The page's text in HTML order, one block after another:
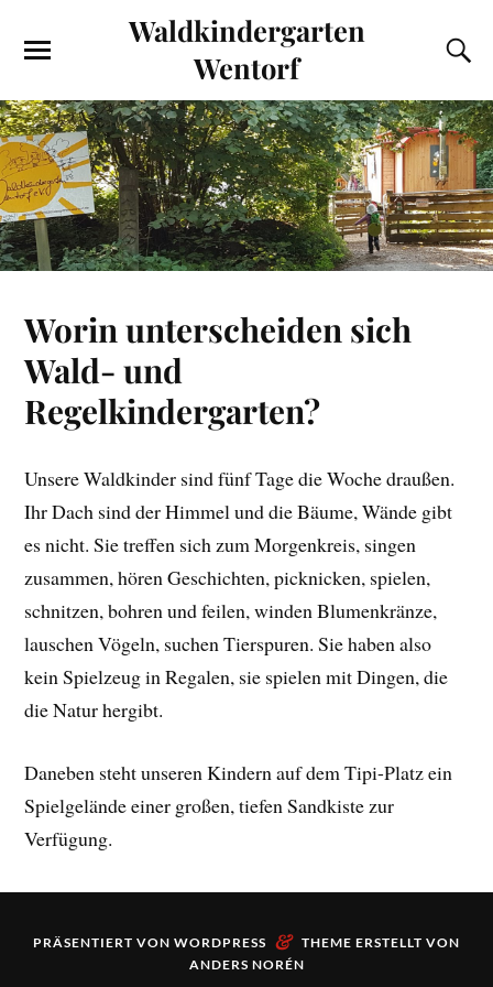
Waldkindergarten
Wentorf
Worin unterscheiden sich
Wald- und
Regelkindergarten?
Unsere Waldkinder sind fünf Tage die Woche draußen.
Ihr Dach sind der Himmel und die Bäume, Wände gibt
es nicht. Sie treffen sich zum Morgenkreis, singen
zusammen, hören Geschichten, picknicken, spielen,
schnitzen, bohren und feilen, winden Blumenkränze,
lauschen Vögeln, suchen Tierspuren. Sie haben also
kein Spielzeug in Regalen, sie spielen mit Dingen, die
die Natur hergibt.
Daneben steht unseren Kindern auf dem Tipi-Platz ein
Spielgelände einer großen, tiefen Sandkiste zur
Verfügung.
PRÄSENTIERT VON WORDPRESS & THEME ERSTELLT VON
ANDERS NORÉN